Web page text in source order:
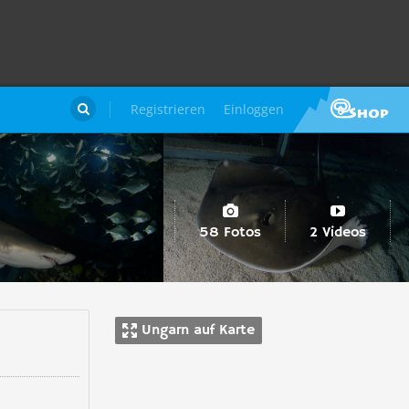
Registrieren Einloggen

58 Fotos 2 Videos
Ungarn auf Karte